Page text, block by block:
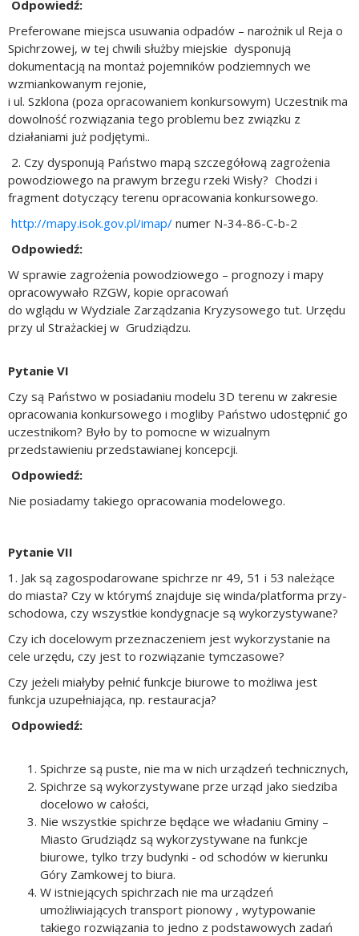
Odpowiedź:
Preferowane miejsca usuwania odpadów – narożnik ul Reja o
Spichrzowej, w tej chwili służby miejskie dysponują
dokumentacją na montaż pojemników podziemnych we
wzmiankowanym rejonie,
i ul. Szklona (poza opracowaniem konkursowym) Uczestnik ma
dowolność rozwiązania tego problemu bez związku z
działaniami już podjętymi..
2. Czy dysponują Państwo mapą szczegółową zagrożenia
powodziowego na prawym brzegu rzeki Wisły? Chodzi i
fragment dotyczący terenu opracowania konkursowego.
http://mapy.isok.gov.pl/imap/ numer N-34-86-C-b-2
Odpowiedź:
W sprawie zagrożenia powodziowego – prognozy i mapy
opracowywało RZGW, kopie opracowań
do wglądu w Wydziale Zarządzania Kryzysowego tut. Urzędu
przy ul Strażackiej w Grudziądzu.
Pytanie VI
Czy są Państwo w posiadaniu modelu 3D terenu w zakresie
opracowania konkursowego i mogliby Państwo udostępnić go
uczestnikom? Było by to pomocne w wizualnym
przedstawieniu przedstawianej koncepcji.
Odpowiedź:
Nie posiadamy takiego opracowania modelowego.
Pytanie VII
1. Jak są zagospodarowane spichrze nr 49, 51 i 53 należące
do miasta? Czy w którymś znajduje się winda/platforma przy-
schodowa, czy wszystkie kondygnacje są wykorzystywane?
Czy ich docelowym przeznaczeniem jest wykorzystanie na
cele urzędu, czy jest to rozwiązanie tymczasowe?
Czy jeżeli miałyby pełnić funkcje biurowe to możliwa jest
funkcja uzupełniająca, np. restauracja?
Odpowiedź:
Spichrze są puste, nie ma w nich urządzeń technicznych,
Spichrze są wykorzystywane prze urząd jako siedziba
docelowo w całości,
Nie wszystkie spichrze będące we władaniu Gminy –
Miasto Grudziądz są wykorzystywane na funkcje
biurowe, tylko trzy budynki - od schodów w kierunku
Góry Zamkowej to biura.
W istniejących spichrzach nie ma urządzeń
umożliwiających transport pionowy , wytypowanie
takiego rozwiązania to jedno z podstawowych zadań